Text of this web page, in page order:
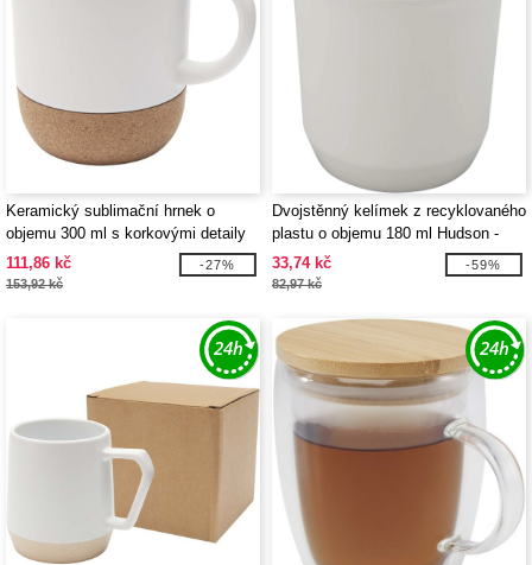
Keramický sublimační hrnek o
objemu 300 ml s korkovými detaily
Billie - EgotierPro 100846
111,86 kč
153,92 kč
-27%
Dvojstěnný kelímek z recyklovaného
plastu o objemu 180 ml Hudson -
EgotierPro 100852
33,74 kč
82,97 kč
-59%